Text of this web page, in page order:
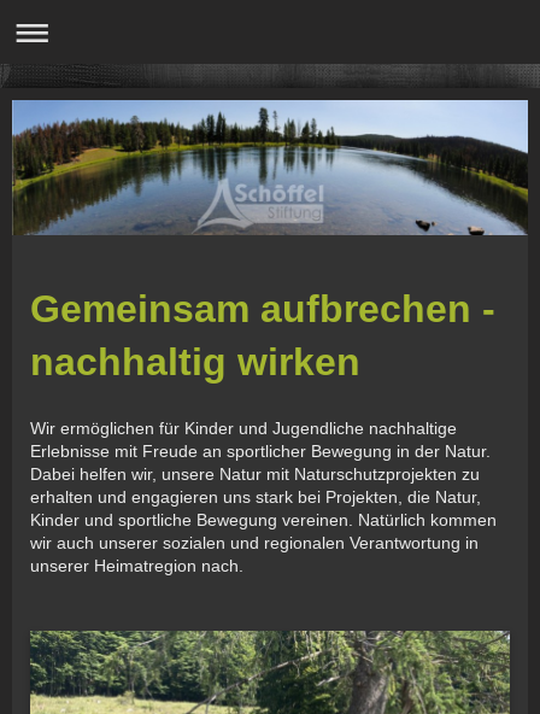
Gemeinsam aufbrechen -
nachhaltig wirken
Wir ermöglichen für Kinder und Jugendliche nachhaltige
Erlebnisse mit Freude an sportlicher Bewegung in der Natur.
Dabei helfen wir, unsere Natur mit Naturschutzprojekten zu
erhalten und engagieren uns stark bei Projekten, die Natur,
Kinder und sportliche Bewegung vereinen. Natürlich kommen
wir auch unserer sozialen und regionalen Verantwortung in
unserer Heimatregion nach.